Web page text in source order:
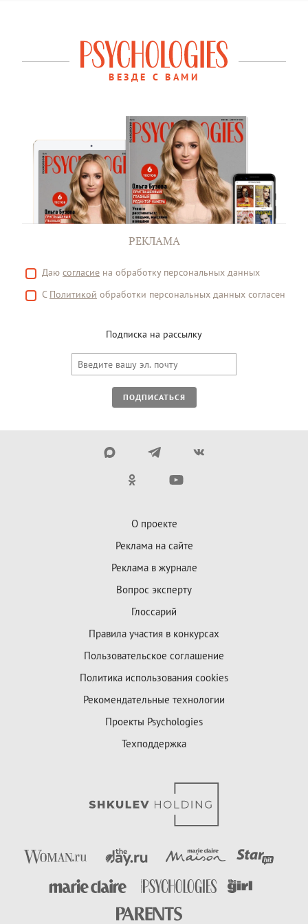
ВЕЗДЕ С ВАМИ
РЕКЛАМА
Даю согласие на обработку персональных данных
С Политикой обработки персональных данных согласен
Подписка на рассылку
ПОДПИСАТЬСЯ
О проекте
Реклама на сайте
Реклама в журнале
Вопрос эксперту
Глоссарий
Правила участия в конкурсах
Пользовательское соглашение
Политика использования cookies
Рекомендательные технологии
Проекты Psychologies
Техподдержка